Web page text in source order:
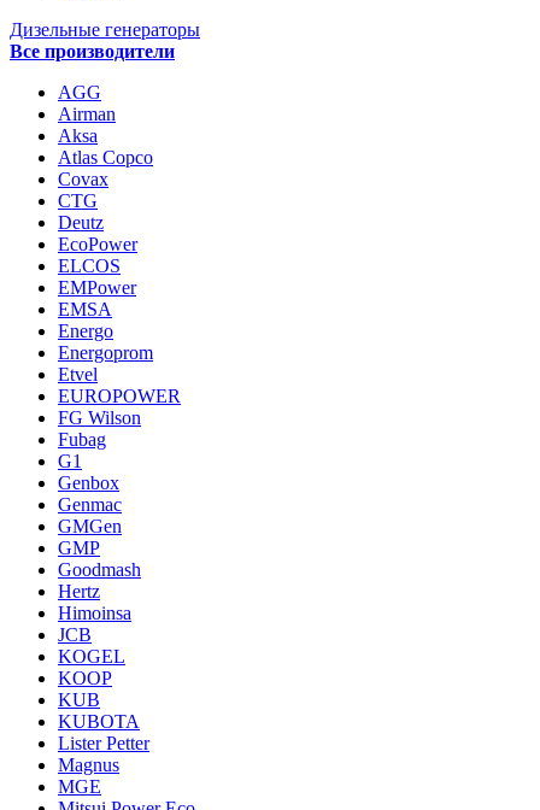
Дизельные генераторы
Все производители
AGG
Airman
Aksa
Atlas Copco
Covax
CTG
Deutz
EcoPower
ELCOS
EMPower
EMSA
Energo
Energoprom
Etvel
EUROPOWER
FG Wilson
Fubag
G1
Genbox
Genmac
GMGen
GMP
Goodmash
Hertz
Himoinsa
JCB
KOGEL
KOOP
KUB
KUBOTA
Lister Petter
Magnus
MGE